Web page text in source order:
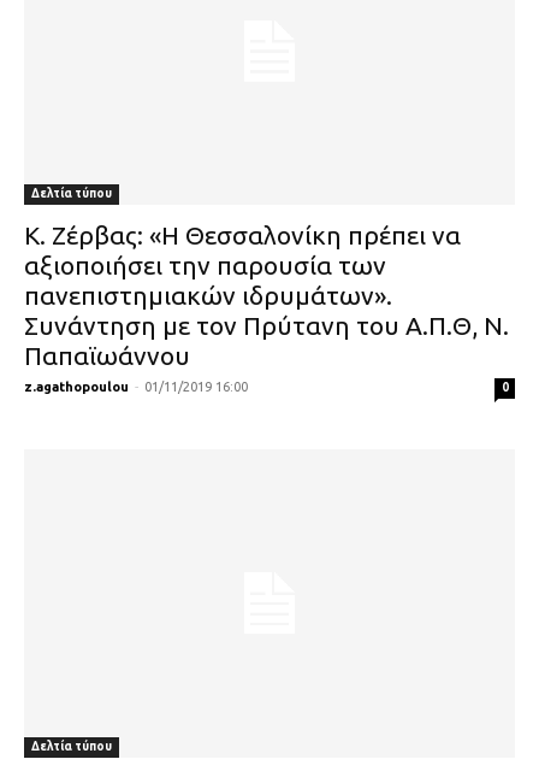
Δελτία τύπου
Κ. Ζέρβας: «Η Θεσσαλονίκη πρέπει να
αξιοποιήσει την παρουσία των
πανεπιστημιακών ιδρυμάτων».
Συνάντηση με τον Πρύτανη του Α.Π.Θ, Ν.
Παπαϊωάννου
z.agathopoulou - 01/11/2019 16:00 0
Δελτία τύπου